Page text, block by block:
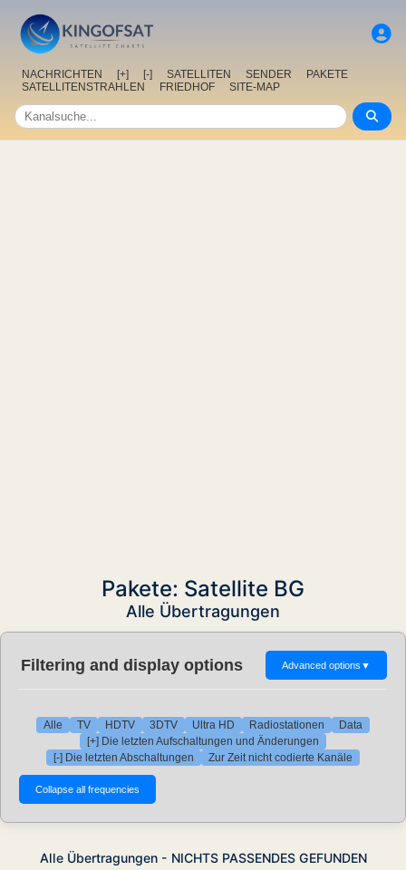
NACHRICHTEN [+] [-] SATELLITEN SENDER
PAKETE
SATELLITENSTRAHLEN
FRIEDHOF SITE-MAP
Pakete: Satellite BG
Alle Übertragungen
Filtering and display options Advanced options ▼
Alle TV HDTV 3DTV Ultra HD Radiostationen
Data
[+] Die letzten Aufschaltungen und Änderungen
[-] Die letzten Abschaltungen
Zur Zeit nicht codierte Kanäle
Alle Übertragungen - NICHTS PASSENDES GEFUNDEN